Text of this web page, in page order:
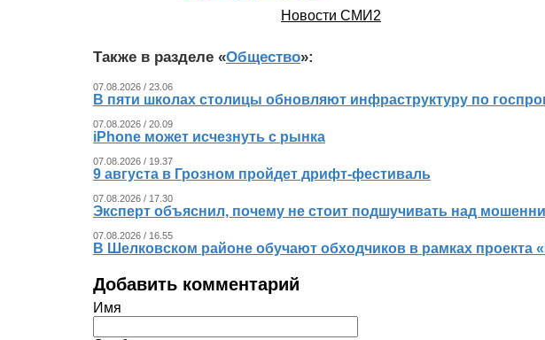
Новости СМИ2
Также в разделе «Общество»:
07.08.2026 / 23.06
В пяти школах столицы обновляют инфраструктуру по
07.08.2026 / 20.09
iPhone может исчезнуть с рынка
07.08.2026 / 19.37
9 августа в Грозном пройдет дрифт-фестиваль
07.08.2026 / 17.30
Эксперт объяснил, почему не стоит подшучивать над
07.08.2026 / 16.55
В Шелковском районе обучают обходчиков в рамках
Добавить комментарий
Имя